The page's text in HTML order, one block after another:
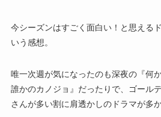
今シーズンはすごく面白い！と思える
いう感想。
唯一次週が気になったのも深夜の『何
誰かのカノジョ』だったりで、ゴール
さんが多い割に肩透かしのドラマが多か